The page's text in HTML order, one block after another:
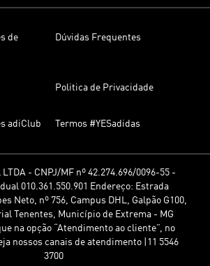
de
Dúvidas Frequentes
Politica de Privacidade
adiClub Termos #YESadidas
- CNPJ/MF nº 42.274.696/0096-55 -
010.361.550.901 Endereço: Estrada
Neto, nº 756, Campus DHL, Galpão G100,
Tenentes, Município de Extrema - MG
na opção “Atendimento ao cliente”, no
nossos canais de atendimento |11 5546
3700